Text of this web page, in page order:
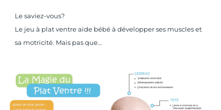
Le saviez-vous?
Le jeu à plat ventre aide bébé à développer ses muscles et
sa motricité. Mais pas que…